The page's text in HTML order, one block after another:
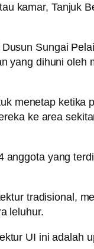
kamar, Tanjuk
Sungai
yang dihuni oleh
menetap ketika
ke area
yang
tradisional,
leluhur.
UI ini adalah